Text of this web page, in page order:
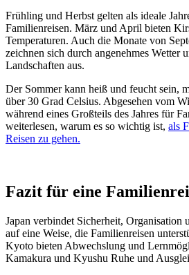
Frühling und Herbst gelten als ideale
Familienreisen. März und April bieten
Temperaturen. Auch die Monate von
zeichnen sich durch angenehmes Wetter
Landschaften aus.
Der Sommer kann heiß und feucht sein,
über 30 Grad Celsius. Abgesehen vom
während eines Großteils des Jahres für
weiterlesen, warum es so wichtig ist, als
Reisen zu gehen.
Fazit für eine
Japan verbindet Sicherheit, Organisation
auf eine Weise, die Familienreisen
Kyoto bieten Abwechslung und
Kamakura und Kyushu Ruhe und